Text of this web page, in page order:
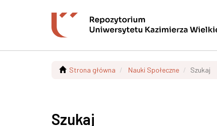
Strona główna Nauki Społeczne Szukaj
Szukaj